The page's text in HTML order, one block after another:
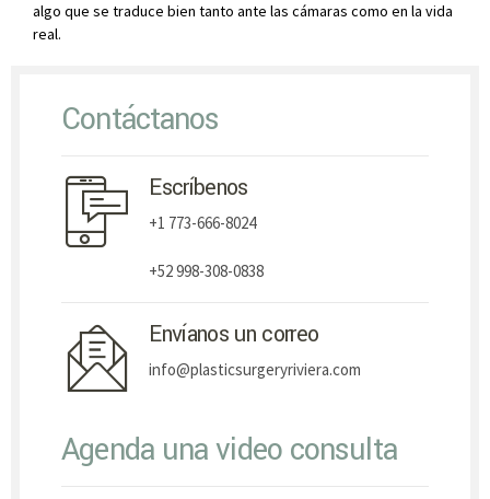
algo que se traduce bien tanto ante las cámaras como en la vida
real.
Contáctanos
Escríbenos
+1 773-666-8024
+52 998-308-0838
Envíanos un correo
info@plasticsurgeryriviera.com
Agenda una video consulta